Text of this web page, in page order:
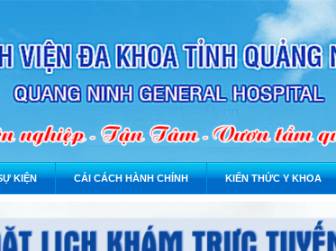
KIỆN CẢI CÁCH HÀNH CHÍNH KIẾN THỨC Y KHOA